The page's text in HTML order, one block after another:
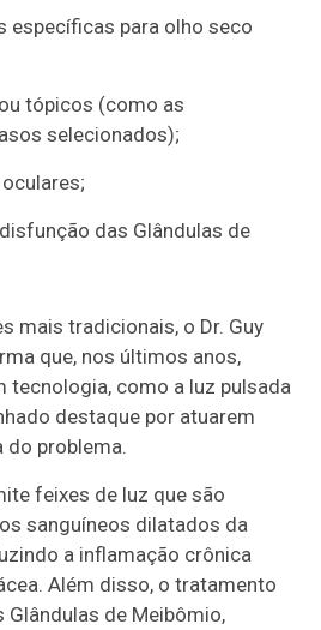
específicas para olho seco
tópicos (como as
selecionados);
das Glândulas de
mais tradicionais, o Dr. Guy
que, nos últimos anos,
tecnologia, como a luz pulsada
destaque por atuarem
do problema.
feixes de luz que são
sanguíneos dilatados da
a inflamação crônica
Além disso, o tratamento
de Meibômio,